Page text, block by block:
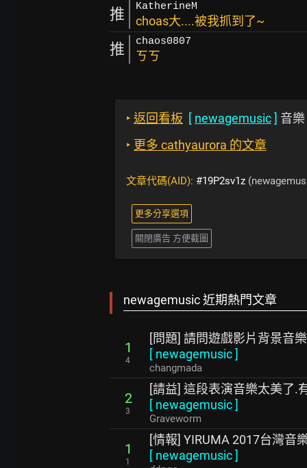
推 KatherineM
choas大....被我抓到了~
推 chaos0807
ㄎㄎ
‣ 返回看板 [ newagemusic] 音樂
‣ 更多 cathyaurora 的文章
文章代碼(AID): #19P2sv1z
更多分享選項
關閉廣告 方便截圖
newagemusic 近期熱門文章
1
4
[問題] 請問遊戲影片背景音樂
[ newagemusic]
changmada
2
3
[請益] 這段表演音樂太美了.
[ newagemusic]
Graveworm
1
1
[情報] YIRUMA 2017台灣音
[ newagemusic]